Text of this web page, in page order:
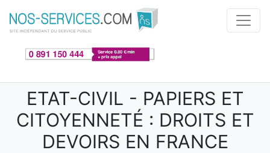
Aller au contenu principal
ETAT-CIVIL - PAPIERS ET
CITOYENNETÉ : DROITS ET
DEVOIRS EN FRANCE